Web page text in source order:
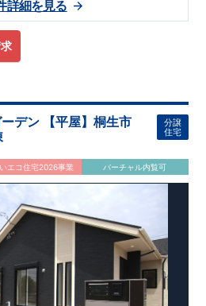
,
ースやベビーカーの収納にも便利
】
の出る掃除機や、 ​日用品などのア
器搭載★​”配膳・後片付け”が便利な
を感じさせない
や花粉の時期のお洗濯も安心！！
々インナーバルコニーは天候に左右
接照明付折上天井仕上げで
ワンラ
◎ ～徒歩圏内～ 教育環境／コンビ
詳細を見る
デン 【平屋】桐生市
分譲
住宅
エコ住宅2026事業 バーチャル内覧可